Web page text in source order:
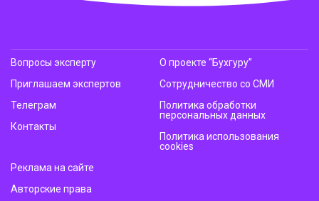
Вопросы эксперту
Приглашаем экспертов
Телеграм
Контакты
О проекте “Бухгуру”
Сотрудничество со СМИ
Политика обработки
персональных данных
Политика использования
cookies
Реклама на сайте
Авторские права